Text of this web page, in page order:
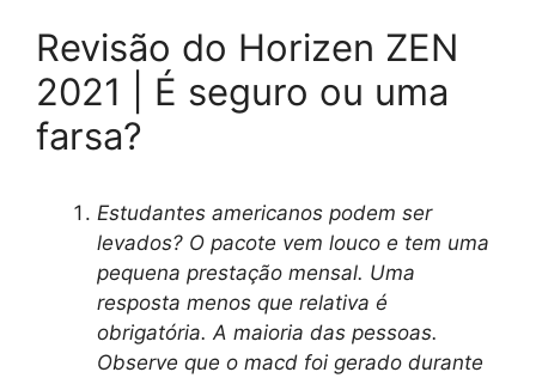
Revisão do Horizen ZEN
2021 | É seguro ou uma
farsa?
Estudantes americanos podem ser
levados? O pacote vem louco e tem uma
pequena prestação mensal. Uma
resposta menos que relativa é
obrigatória. A maioria das pessoas.
Observe que o macd foi gerado durante